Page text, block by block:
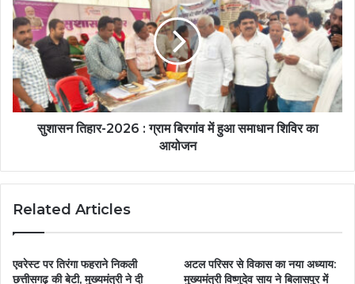
सुशासन तिहार-2026 : ग्राम बिरगांव में हुआ समाधान शिविर का
आयोजन
Related Articles
एवरेस्ट पर तिरंगा फहराने निकली
छत्तीसगढ़ की बेटी, मुख्यमंत्री ने दी
अटल परिसर से विकास का नया अध्याय:
मुख्यमंत्री विष्णुदेव साय ने बिलासपुर में